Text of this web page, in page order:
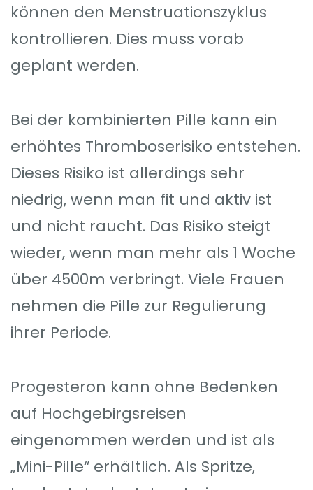
können den Menstruationszyklus
kontrollieren. Dies muss vorab
geplant werden.
Bei der kombinierten Pille kann ein
erhöhtes Thromboserisiko entstehen.
Dieses Risiko ist allerdings sehr
niedrig, wenn man fit und aktiv ist
und nicht raucht. Das Risiko steigt
wieder, wenn man mehr als 1 Woche
über 4500m verbringt. Viele Frauen
nehmen die Pille zur Regulierung
ihrer Periode.
Progesteron kann ohne Bedenken
auf Hochgebirgsreisen
eingenommen werden und ist als
„Mini-Pille“ erhältlich. Als Spritze,